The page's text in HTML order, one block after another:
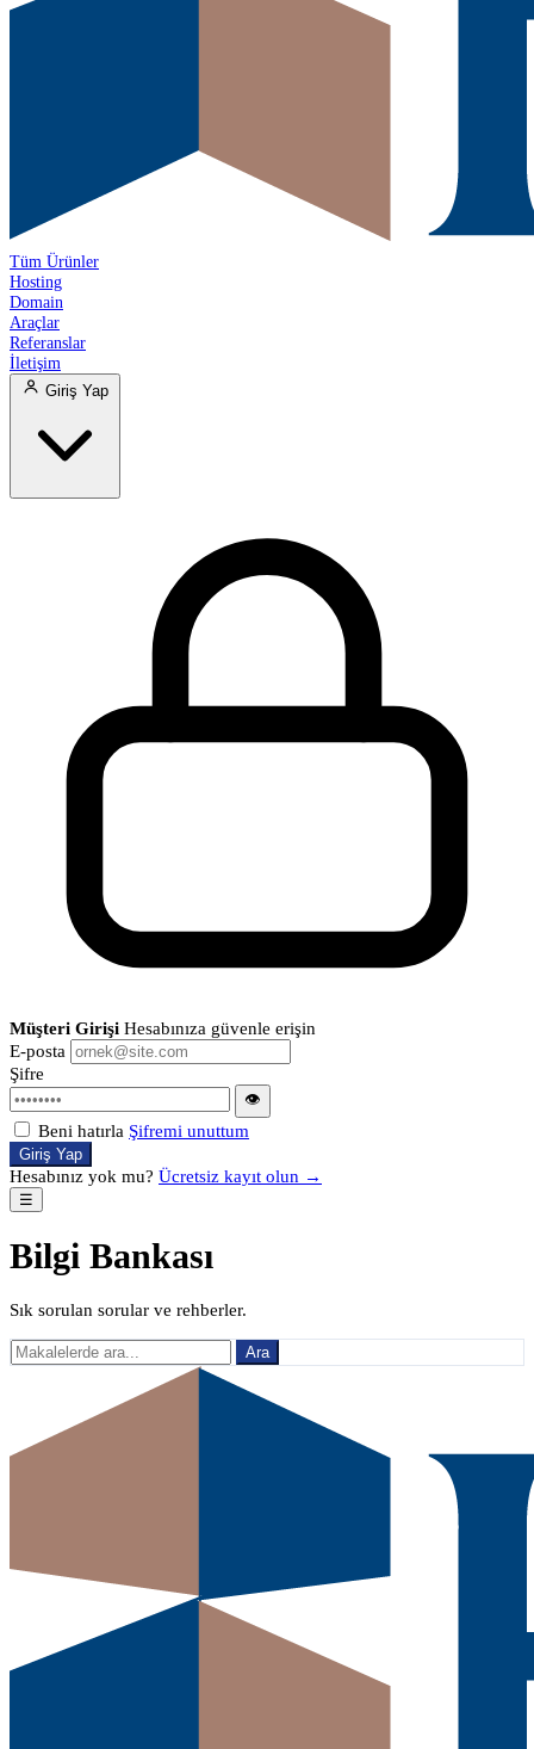
Tüm Ürünler
Hosting
Domain
Araçlar
Referanslar
İletişim
Giriş Yap
Müşteri Girişi Hesabınıza güvenle erişin
E-posta
Şifre
👁
Beni hatırla Şifremi unuttum
Giriş Yap
Hesabınız yok mu? Ücretsiz kayıt olun →
☰
Bilgi Bankası
Sık sorulan sorular ve rehberler.
Ara